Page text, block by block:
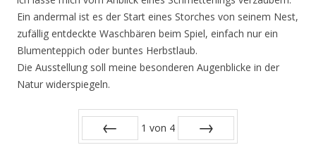
Ein andermal ist es der Start eines Storches von seinem Nest,
zufällig entdeckte Waschbären beim Spiel, einfach nur ein
Blumenteppich oder buntes Herbstlaub.
Die Ausstellung soll meine besonderen Augenblicke in der
Natur widerspiegeln.
1 von 4